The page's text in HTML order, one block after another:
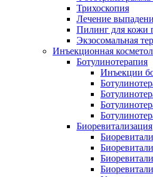
Трихоскопия
Лечение
Пилинг для кожи
Экзосомальная
Инъекционная
Ботулинотерапия
Инъекции
Биоревитализация